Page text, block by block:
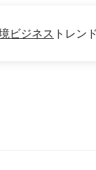
ビジネス トレン